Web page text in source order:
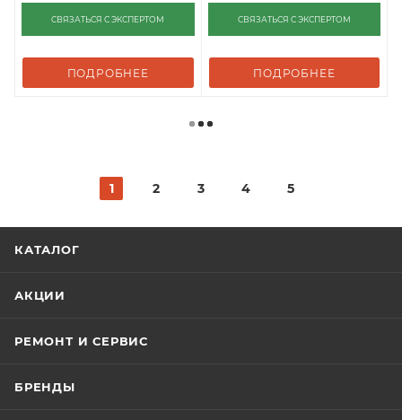
СВЯЗАТЬСЯ С ЭКСПЕРТОМ
ПОДРОБНЕЕ
СВЯЗАТЬСЯ С ЭКСПЕРТОМ
ПОДРОБНЕЕ
1 2 3 4 5
КАТАЛОГ
АКЦИИ
РЕМОНТ И СЕРВИС
БРЕНДЫ